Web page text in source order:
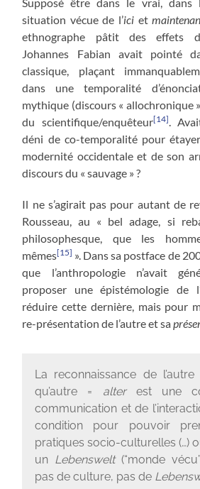
situation vécue de l’iciet
ethnographe pâtit des effets
Johannes Fabian avait pointé
classique, plaçant
dans une temporalité
mythique (discours « allochronique
du scientifique/enquêteur[14].
déni de co-temporalité pour
modernité occidentale et de son
discours du « sauvage » ?
Il ne s’agirait pas pour autant de
Rousseau, au « bel adage, si
philosophesque, que les
mêmes[15] ». Dans sa postface de
que l’anthropologie n’avait
proposer une épistémologie de
réduire cette dernière, mais pour
re-présentation de l’autre et sa
La reconnaissance de l’autre
qu’autre = alterest une
communication et de
condition pour pouvoir
pratiques socio-culturelles (…)
un Lebenswelt(“monde
pas de culture, pas de